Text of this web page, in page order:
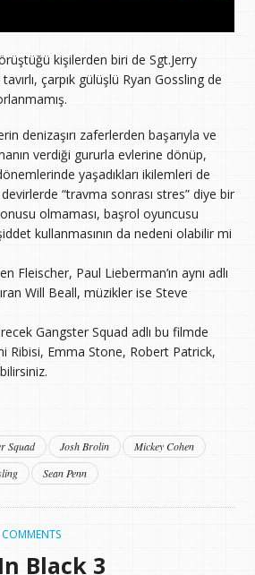
kişilerden biri de Sgt.Jerry
çarpık gülüşlü Ryan Gossling de
denizaşırı zaferlerden başarıyla ve
verdiği gururla evlerine dönüp,
yaşadıkları ikilemleri de
“travma sonrası stres” diye bir
olmaması, başrol oyuncusu
şiddet kullanmasının da nedeni olabilir mi
Fleischer, Paul Lieberman’ın aynı adlı
Will Beall, müzikler ise Steve
Gangster Squad adlı bu filmde
Ribisi, Emma Stone, Robert Patrick,
Squad Josh Brolin
Mickey Cohen
Sean Penn
Black 3